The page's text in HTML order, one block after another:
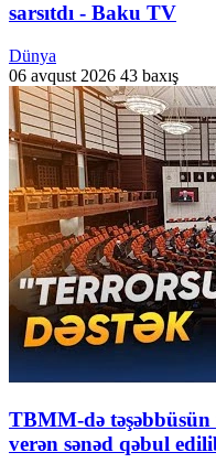
sarsıtdı - Baku TV
Dünya
06 avqust 2026 43 baxış
TBMM-də
verən sənəd qəbul